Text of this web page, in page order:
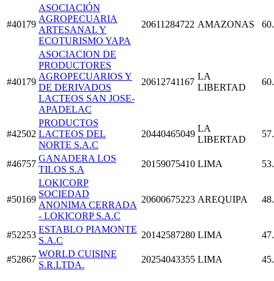
#40179
ASOCIACIÓN
AGROPECUARIA
ARTESANAL Y
ECOTURISMO YAPA
20611284722 AMAZONAS
#40179
ASOCIACION DE
PRODUCTORES
AGROPECUARIOS Y
DE DERIVADOS
LACTEOS SAN JOSE-
APADELAC
20612741167
LA
LIBERTAD
#42502
PRODUCTOS
LACTEOS DEL
NORTE S.A.C
20440465049
LA
LIBERTAD
#46757
GANADERA LOS
TILOS S.A
20159075410 LIMA
#50169
LOKICORP
SOCIEDAD
ANONIMA CERRADA
- LOKICORP S.A.C
20600675223 AREQUIPA
#52253
ESTABLO PIAMONTE
S.A.C
20142587280 LIMA
#52867
WORLD CUISINE
S.R.LTDA.
20254043355 LIMA